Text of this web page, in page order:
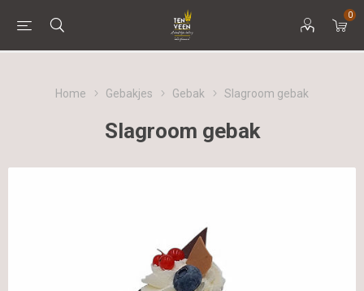
0
Home Gebakjes Gebak Slagroom gebak
Slagroom gebak